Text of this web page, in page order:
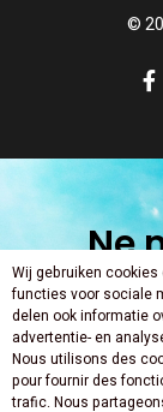
©
Ne
Wij gebruiken
functies voor sociale
delen ook informatie
advertentie- en
Nous utilisons des
pour fournir des
trafic. Nous